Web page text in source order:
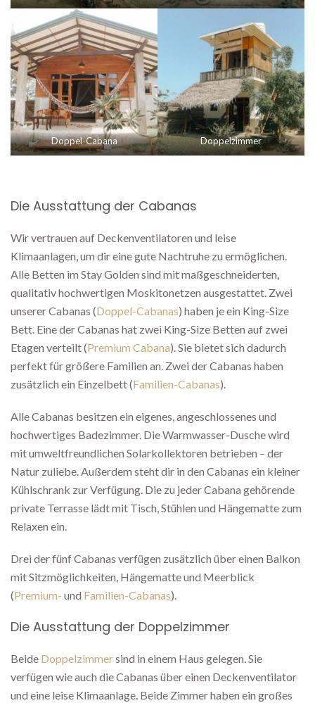
Doppel-Cabana Doppelzimmer
Die Ausstattung der Cabanas
Wir vertrauen auf Deckenventilatoren und leise
Klimaanlagen, um dir eine gute Nachtruhe zu ermöglichen.
Alle Betten im Stay Golden sind mit maßgeschneiderten,
qualitativ hochwertigen Moskitonetzen ausgestattet. Zwei
unserer Cabanas (Doppel-Cabanas) haben je ein King-Size
Bett. Eine der Cabanas hat zwei King-Size Betten auf zwei
Etagen verteilt (Premium Cabana). Sie bietet sich dadurch
perfekt für größere Familien an. Zwei der Cabanas haben
zusätzlich ein Einzelbett (Familien-Cabanas).
Alle Cabanas besitzen ein eigenes, angeschlossenes und
hochwertiges Badezimmer. Die Warmwasser-Dusche wird
mit umweltfreundlichen Solarkollektoren betrieben – der
Natur zuliebe. Außerdem steht dir in den Cabanas ein kleiner
Kühlschrank zur Verfügung. Die zu jeder Cabana gehörende
private Terrasse lädt mit Tisch, Stühlen und Hängematte zum
Relaxen ein.
Drei der fünf Cabanas verfügen zusätzlich über einen Balkon
mit Sitzmöglichkeiten, Hängematte und Meerblick
(Premium- und Familien-Cabanas).
Die Ausstattung der Doppelzimmer
Beide Doppelzimmersind in einem Haus gelegen. Sie
verfügen wie auch die Cabanas über einen Deckenventilator
und eine leise Klimaanlage. Beide Zimmer haben ein großes